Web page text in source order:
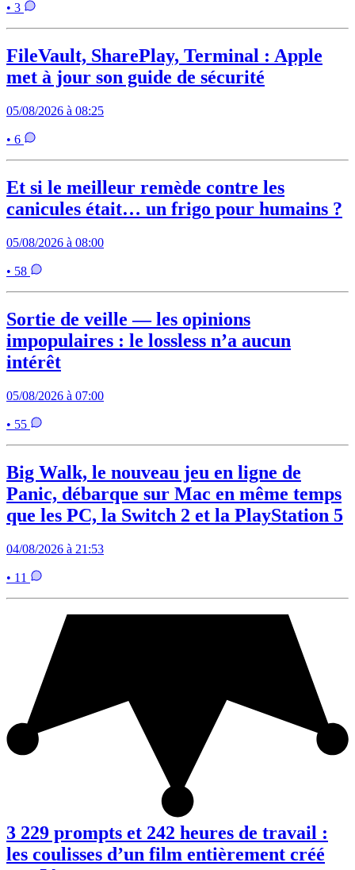
• 3
FileVault, SharePlay, Terminal : Apple
met à jour son guide de sécurité
05/08/2026 à 08:25
• 6
Et si le meilleur remède contre les
canicules était… un frigo pour humains ?
05/08/2026 à 08:00
• 58
Sortie de veille — les opinions
impopulaires : le lossless n’a aucun
intérêt
05/08/2026 à 07:00
• 55
Big Walk, le nouveau jeu en ligne de
Panic, débarque sur Mac en même temps
que les PC, la Switch 2 et la PlayStation 5
04/08/2026 à 21:53
• 11
3 229 prompts et 242 heures de travail :
les coulisses d’un film entièrement créé